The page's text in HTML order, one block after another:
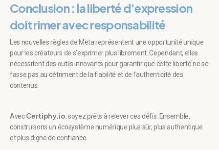
Conclusion : la liberté d’expression
doit rimer avec responsabilité
Les nouvelles règles de Meta représentent une opportunité unique
pour les créateurs de s’exprimer plus librement. Cependant, elles
nécessitent des outils innovants pour garantir que cette liberté ne se
fasse pas au détriment de la fiabilité et de l’authenticité des
contenus.
AvecCertiphy.io, soyez prêts à relever ces défis. Ensemble,
construisons un écosystème numérique plus sûr, plus authentique
et plus digne de confiance.